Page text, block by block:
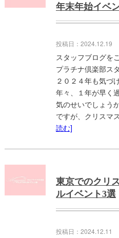
年末年始イベ
投稿日：2024.12.19
スタッフブログを
プラチナ倶楽部ス
２０２４年も気づ
年々、１年が早く
気のせいでしょう
ですが、クリス
読む]
東京でのクリ
ルイベント3選
投稿日：2024.12.11